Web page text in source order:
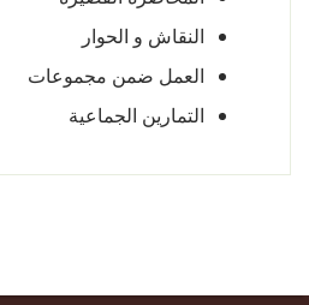
النقاش و الحوار
العمل ضمن مجموعات
التمارين الجماعية